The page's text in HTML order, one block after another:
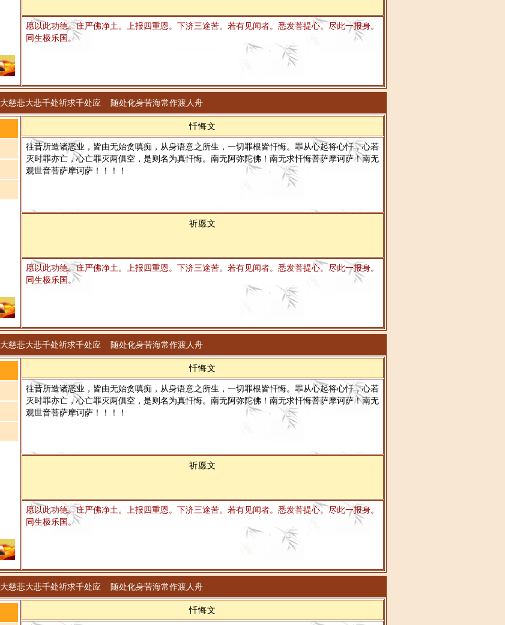
愿以此功德。庄严佛净土。上报四重恩。下济三途苦。若有见闻者。悉发菩提心。尽此一报身。
同生极乐国。
大慈悲大悲千处祈求千处应 随处化身苦海常作渡人舟
忏悔文
往昔所造诸恶业，皆由无始贪嗔痴，从身语意之所生，一切罪根皆忏悔。罪从心起将心忏，心若
灭时罪亦亡，心亡罪灭两俱空，是则名为真忏悔。南无阿弥陀佛！南无求忏悔菩萨摩诃萨！南无
观世音菩萨摩诃萨！！！！
祈愿文
愿以此功德。庄严佛净土。上报四重恩。下济三途苦。若有见闻者。悉发菩提心。尽此一报身。
同生极乐国。
大慈悲大悲千处祈求千处应 随处化身苦海常作渡人舟
忏悔文
往昔所造诸恶业，皆由无始贪嗔痴，从身语意之所生，一切罪根皆忏悔。罪从心起将心忏，心若
灭时罪亦亡，心亡罪灭两俱空，是则名为真忏悔。南无阿弥陀佛！南无求忏悔菩萨摩诃萨！南无
观世音菩萨摩诃萨！！！！
祈愿文
愿以此功德。庄严佛净土。上报四重恩。下济三途苦。若有见闻者。悉发菩提心。尽此一报身。
同生极乐国。
大慈悲大悲千处祈求千处应 随处化身苦海常作渡人舟
忏悔文